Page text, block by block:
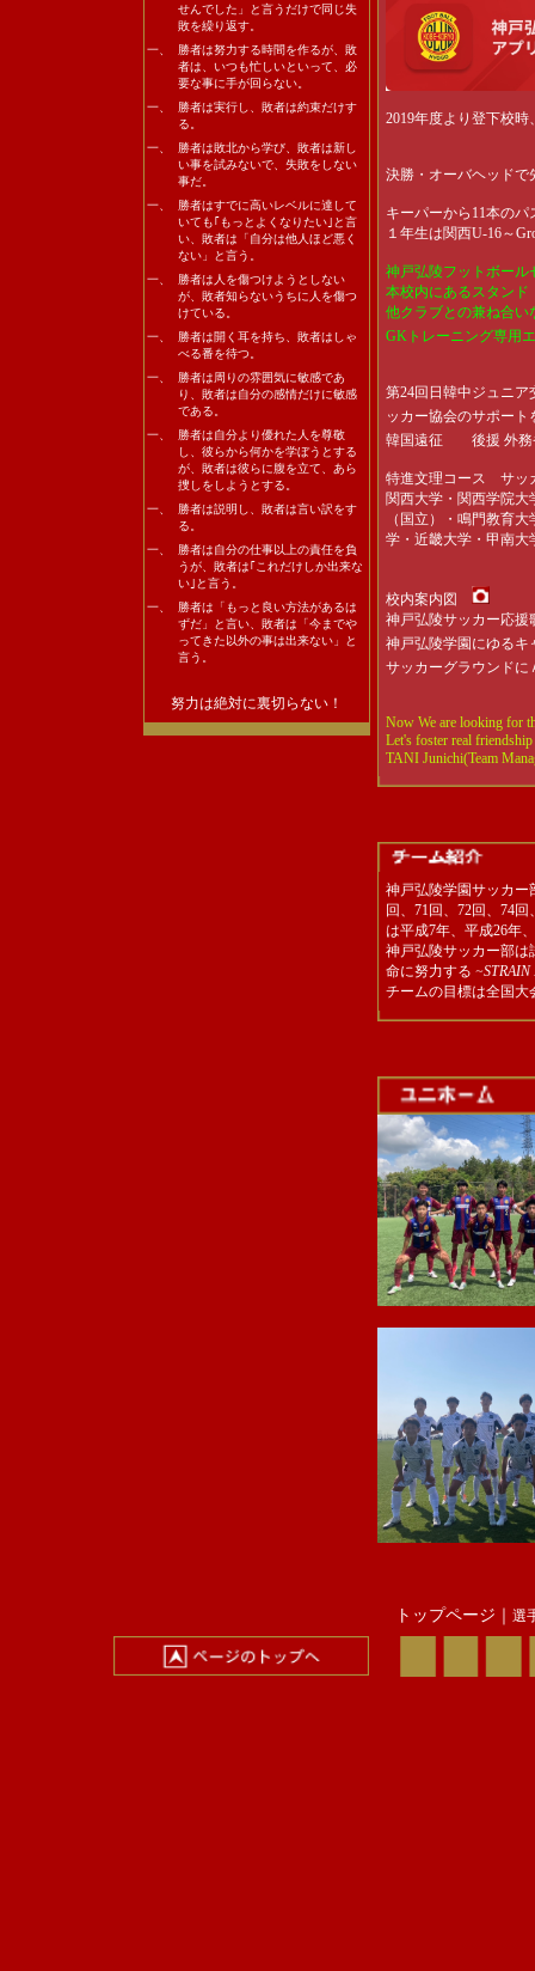
せんでした」と言うだけで同じ失
敗を繰り返す。
一、
勝者は努力する時間を作るが、敗
者は、いつも忙しいといって、必
要な事に手が回らない。
一、
勝者は実行し、敗者は約束だけす
る。
一、
勝者は敗北から学び、敗者は新し
い事を試みないで、失敗をしない
事だ。
一、
勝者はすでに高いレベルに達して
いても｢もっとよくなりたい｣と言
い、敗者は「自分は他人ほど悪く
ない」と言う。
一、
勝者は人を傷つけようとしない
が、敗者知らないうちに人を傷つ
けている。
一、
勝者は開く耳を持ち、敗者はしゃ
べる番を待つ。
一、
勝者は周りの雰囲気に敏感であ
り、敗者は自分の感情だけに敏感
である。
一、
勝者は自分より優れた人を尊敬
し、彼らから何かを学ぼうとする
が、敗者は彼らに腹を立て、あら
捜しをしようとする。
一、
勝者は説明し、敗者は言い訳をす
る。
一、
勝者は自分の仕事以上の責任を負
うが、敗者は｢これだけしか出来な
い｣と言う。
一、
勝者は「もっと良い方法があるは
ずだ」と言い、敗者は「今までや
ってきた以外の事は出来ない」と
言う。
努力は絶対に裏切らない！
TM）▲ 神戸弘陵 対
2026/02/08兵庫県新人
ー賞受賞
公）● 神戸弘陵 対
2026/01/31
兵庫県新人
公）● 神戸弘陵 対
2026/01/25兵庫県新人
2026/01/24兵庫県新人
公）● 神戸弘陵 対
TM）● 神戸弘陵 対
TM）▲ 神戸弘陵
TM）● 神戸弘陵 対
TM） 神戸弘陵
TM）● 神戸弘陵 対
2026/01/02 全国高校サ
スト16
全国高校サ
公）● 神戸弘陵 対
TM）● 神戸弘陵 対
TM）● 神戸弘陵 対
TM）▲ 神戸弘陵 対
TM）● 神戸弘陵 対
公）● 神戸弘陵 対
公） 神戸弘陵 対
TM）● 神戸弘陵 対
2025/11/09兵庫県選手
公）● 神戸弘陵 対
2025/11/03 兵庫県選手
公）● 神戸弘陵 対
2025/10/25 兵庫県選手
公）● 神戸弘陵 対
2025/10/19 兵庫県選手
公）● 神戸弘陵 対
TM）● 神戸弘陵 対
TM）● 神戸弘陵 対
2025/10/04 プリンスリ
公） 神戸弘陵
2025/09/28 プリンスリ
2025/09/20 プリンスリ
公）● 神戸弘陵 対
TM）● 神戸弘陵 対
2025/09/13 プリンスリ
公） 神戸弘陵
2025/09/06 プリンスリ
公）▲ 神戸弘陵 対
TM）▲ 神戸弘陵 対
2019年度より登下校
決勝・オーバヘッドで
キーパーから11本の
１年生は関西U-16～
神戸弘陵フットボール
本校内にあるスタンド
他クラブとの兼ね合い
GKトレーニング専
第24回日韓中ジュニ
ッカー協会のサポート
韓国遠征 後援 外
特進文理コース サッ
関西大学・関西学院
（国立）・鳴門教育
学・近畿大学・甲南
校内案内図
神戸弘陵サッカー応
神戸弘陵学園にゆる
サッカーグラウンド
Now We are looking for
Let's foster real
TANI Junichi(Team
神戸弘陵学園サッカー
回、71回、72回、74
は平成7年、平成26年
神戸弘陵サッカー部は
命に努力する ~STRAIN
チームの目標は全国大
トップページ｜ 選